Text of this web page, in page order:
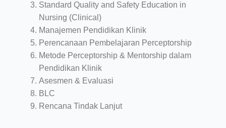
Standard Quality and Safety Education in
Nursing (Clinical)
Manajemen Pendidikan Klinik
Perencanaan Pembelajaran Perceptorship
Metode Perceptorship & Mentorship dalam
Pendidikan Klinik
Asesmen & Evaluasi
BLC
Rencana Tindak Lanjut